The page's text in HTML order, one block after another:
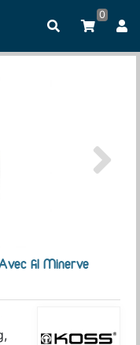
0
fil Minerve